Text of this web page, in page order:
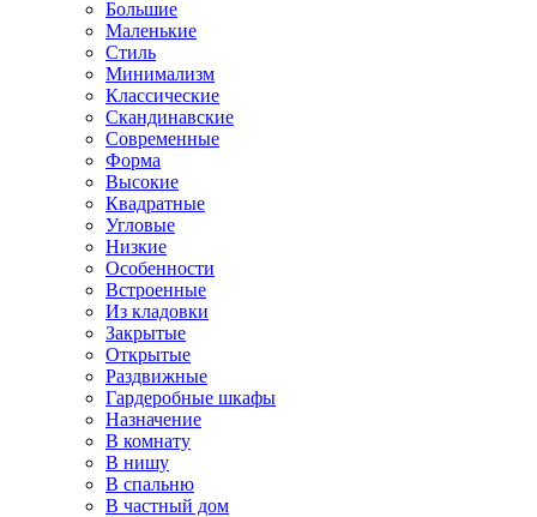
Большие
Маленькие
Стиль
Минимализм
Классические
Скандинавские
Современные
Форма
Высокие
Квадратные
Угловые
Низкие
Особенности
Встроенные
Из кладовки
Закрытые
Открытые
Раздвижные
Гардеробные шкафы
Назначение
В комнату
В нишу
В спальню
В частный дом